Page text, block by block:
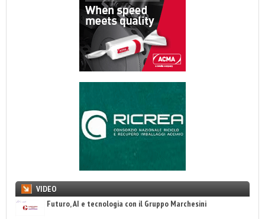
VIDEO
Futuro, AI e tecnologia con il Gruppo Marchesini